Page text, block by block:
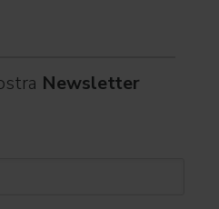
Newsletter